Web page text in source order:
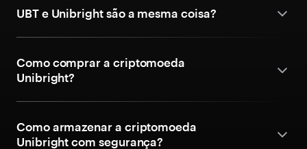
UBT e Unibright são a mesma coisa?
Como comprar a criptomoeda
Unibright?
Como armazenar a criptomoeda
Unibright com segurança?